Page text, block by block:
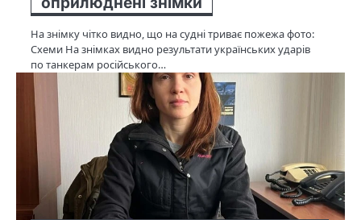
На знімку чітко видно, що на судні триває пожежа фото:
Схеми На знімках видно результати українських ударів
по танкерам російського…